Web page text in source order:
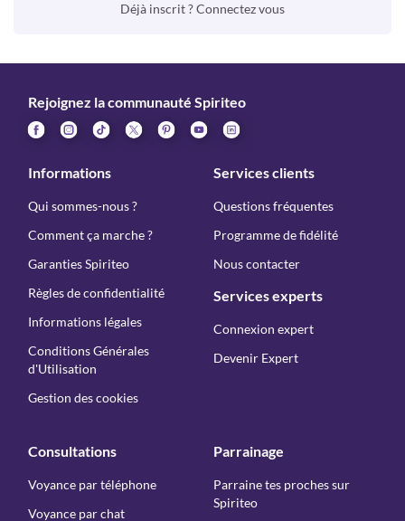
Déjà inscrit ? Connectez vous
Rejoignez la communauté Spiriteo
Informations
Qui sommes-nous ?
Comment ça marche ?
Garanties Spiriteo
Règles de confidentialité
Informations légales
Conditions Générales
d'Utilisation
Gestion des cookies
Services clients
Questions fréquentes
Programme de fidélité
Nous contacter
Services experts
Connexion expert
Devenir Expert
Consultations
Voyance par téléphone
Voyance par chat
Parrainage
Parraine tes proches sur
Spiriteo